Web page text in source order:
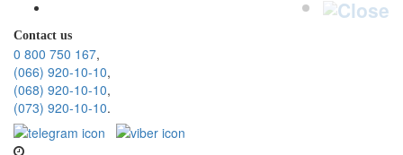
Contact us
0 800 750 167,
(066) 920-10-10,
(068) 920-10-10,
(073) 920-10-10.